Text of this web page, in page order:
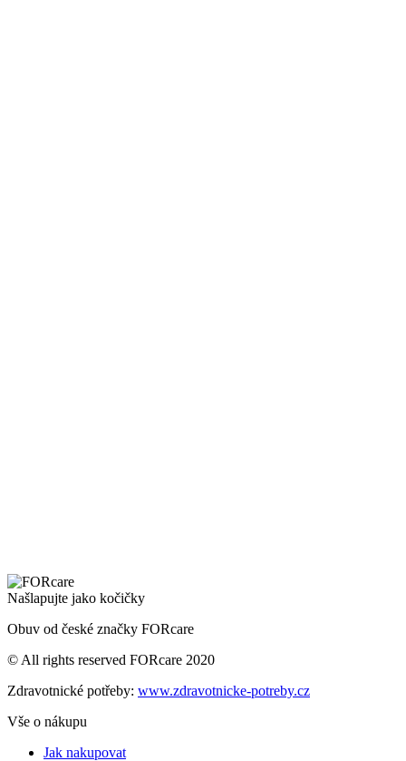
Našlapujte jako kočičky
Obuv od české značky FORcare
© All rights reserved FORcare 2020
Zdravotnické potřeby: www.zdravotnicke-potreby.cz
Vše o nákupu
Jak nakupovat